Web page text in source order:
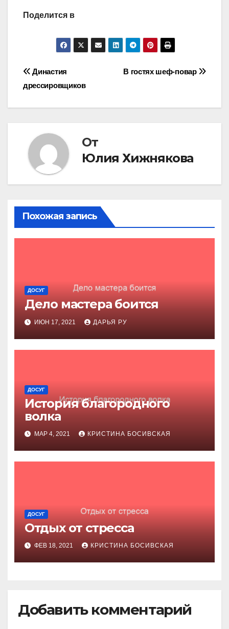
Поделится в
Навигация
по
В гостях шеф-повар
Династия
дрессировщиков
От
Юлия Хижнякова
Похожая запись
ДОСУГ
Дело мастера боится
ИЮН 17, 2021 ДАРЬЯ РУ
ДОСУГ
История благородного
волка
МАР 4, 2021 КРИСТИНА БОСИВСКАЯ
ДОСУГ
Отдых от стресса
ФЕВ 18, 2021 КРИСТИНА БОСИВСКАЯ
Добавить комментарий